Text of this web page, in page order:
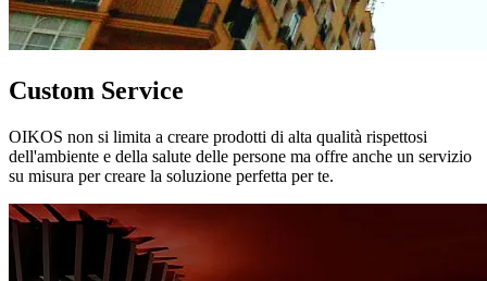
Custom Service
OIKOS non si limita a creare prodotti di alta qualità rispettosi
dell'ambiente e della salute delle persone ma offre anche un servizio
su misura per creare la soluzione perfetta per te.